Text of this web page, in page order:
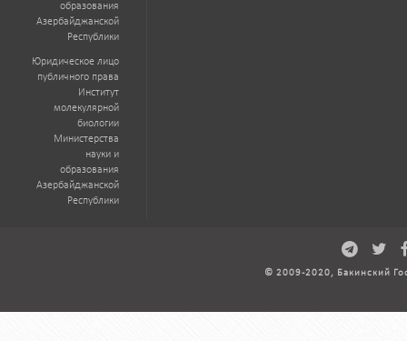
образования
Азербайджанской
Республики
Юридическое лицо
публичного права
Институт
молекулярной
биологии
Министерства
науки и
образования
Азербайджанской
Республики
© 2009-2020, Бакинский